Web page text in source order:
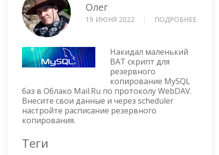
Олег
19 ИЮНЯ 2022 ПОДРОБНЕЕ
Накидал маленький
BAT скрипт для
резервного
копирование MySQL
баз в Облако Mail.Ru по протоколу WebDAV.
Внесите свои данные и через scheduler
настройте расписание резервного
копирования.
Теги